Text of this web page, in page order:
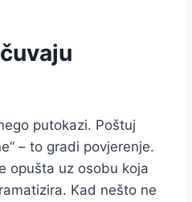
putokazi. Poštuj
– to gradi povjerenje.
opušta uz osobu koja
Kad nešto ne